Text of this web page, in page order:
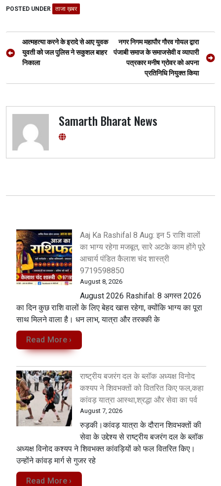
b
o
o
k
er s
A
p
a
m
g
er
POSTED UNDER ताजा ख़बर
Post
navigation
आत्महत्या करने के इरादे से आए युवक
युवती को जल पुलिस ने सकुशल बाहर
निकाला
नगर निगम महापौर गौरव गोयल द्वारा
पंजाबी समाज के समाजसेवी व व्यापारी
पत्रकार मनीष ग्रोवर को अपना
प्रतिनिधि नियुक्त किया
Samarth Bharat News
Aaj Ka Rashifal 8 Aug: इन 5 राशि वालों
का भाग्य रहेगा मजबूत, सारे अटके काम होंगे पूरे
आचार्य पंडित कैलाश चंद शास्त्री
9719598850
August 8, 2026
August 2026 Rashifal: 8 अगस्त 2026
का दिन कुछ राशि वालों के लिए बेहद खास रहेगा, क्योंकि भाग्य का पूरा
साथ मिलने वाला है। धन लाभ, यात्रा और तरक्की के
Read More ›
राष्ट्रीय बजरंग दल के ब्लॉक अध्यक्ष विनोद
कश्यप ने शिवभक्तों को वितरित किए फल,कहा
कांवड़ यात्रा आस्था,श्रद्धा और सेवा का पर्व
August 7, 2026
रुड़की।कांवड़ यात्रा के दौरान शिवभक्तों की
सेवा के उद्देश्य से राष्ट्रीय बजरंग दल के ब्लॉक
अध्यक्ष विनोद कश्यप ने शिवभक्त कांवड़ियों को फल वितरित किए।
उन्होंने कांवड़ मार्ग से गुजर रहे
Read More ›